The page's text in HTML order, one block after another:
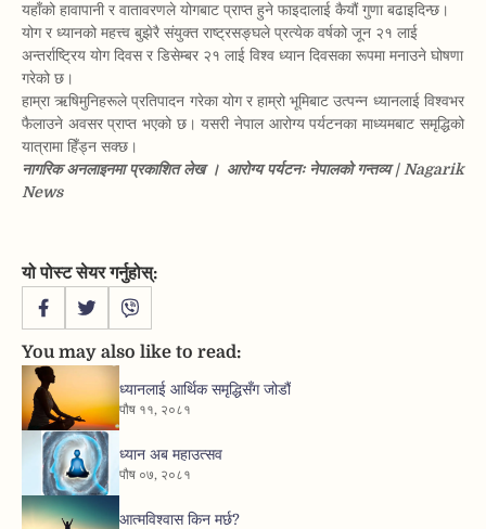
यहाँको हावापानी र वातावरणले योगबाट प्राप्त हुने फाइदालाई कैयौं गुणा बढाइदिन्छ।
योग र ध्यानको महत्त्व बुझेरै संयुक्त राष्ट्रसङ्घले प्रत्येक वर्षको जून २१ लाई
अन्तर्राष्ट्रिय योग दिवस र डिसेम्बर २१ लाई विश्व ध्यान दिवसका रूपमा मनाउने घोषणा
गरेको छ।
हाम्रा ऋषिमुनिहरूले प्रतिपादन गरेका योग र हाम्रो भूमिबाट उत्पन्न ध्यानलाई विश्वभर
फैलाउने अवसर प्राप्त भएको छ। यसरी नेपाल आरोग्य पर्यटनका माध्यमबाट समृद्धिको
यात्रामा हिँड्न सक्छ।
नागरिक अनलाइनमा प्रकाशित लेख । आरोग्य पर्यटनः नेपालको गन्तव्य | Nagarik
News
यो पोस्ट सेयर गर्नुहोस्:
You may also like to read:
ध्यानलाई आर्थिक समृद्धिसँग जोडौं
पौष ११, २०८१
ध्यान अब महाउत्सव
पौष ०७, २०८१
आत्मविश्वास किन मर्छ?